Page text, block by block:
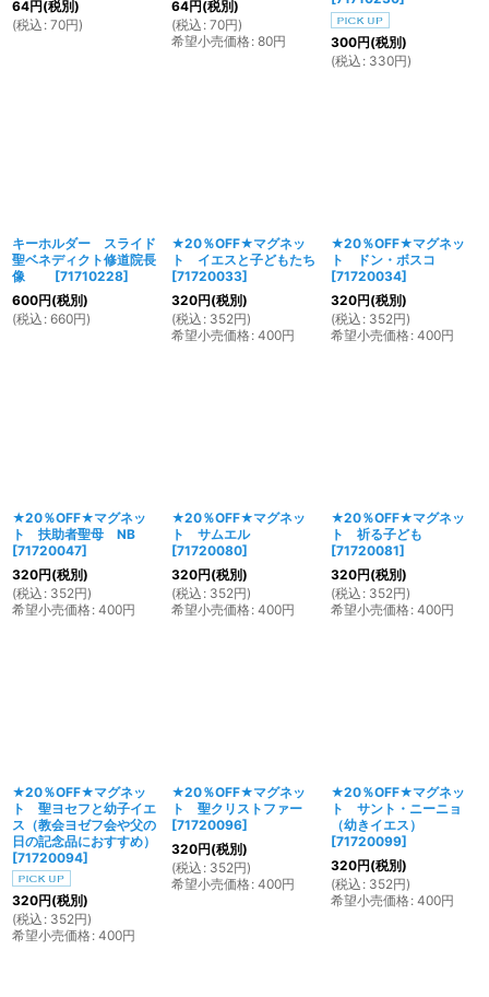
64円(税別)
(税込 : 70円)
64円(税別)
(税込 : 70円)
希望小売価格: 80円 300円(税別)
(税込 : 330円)
キーホルダー スライド
聖ベネディクト修道院長
像
[71710228]
600円(税別)
(税込 : 660円)
★20％OFF★マグネッ
ト イエスと子どもたち
[71720033]
320円(税別)
(税込 : 352円)
希望小売価格: 400円
★20％OFF★マグネッ
ト ドン・ボスコ
[71720034]
320円(税別)
(税込 : 352円)
希望小売価格: 400円
★20％OFF★マグネッ
ト 扶助者聖母 NB
[71720047]
320円(税別)
(税込 : 352円)
希望小売価格: 400円
★20％OFF★マグネッ
ト サムエル
[71720080]
320円(税別)
(税込 : 352円)
希望小売価格: 400円
★20％OFF★マグネッ
ト 祈る子ども
[71720081]
320円(税別)
(税込 : 352円)
希望小売価格: 400円
★20％OFF★マグネッ
ト 聖ヨセフと幼子イエ
ス（教会ヨゼフ会や父の
日の記念品におすすめ）
[71720094]
320円(税別)
(税込 : 352円)
希望小売価格: 400円
★20％OFF★マグネッ
ト 聖クリストファー
[71720096]
320円(税別)
(税込 : 352円)
希望小売価格: 400円
★20％OFF★マグネッ
ト サント・ニーニョ
（幼きイエス）
[71720099]
320円(税別)
(税込 : 352円)
希望小売価格: 400円